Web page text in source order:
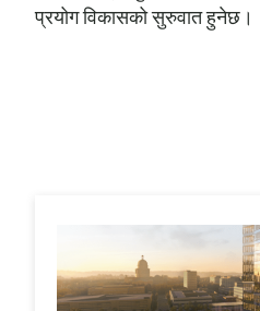
प्रयोग विकासको सुरुवात हुनेछ।